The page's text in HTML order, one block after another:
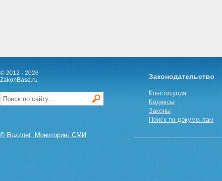
© 2012 - 2026
ZakonBase.ru
© Buzznet: Мониторинг СМИ
Законодательство
Конституция
Кодексы
Законы
Поиск по документам